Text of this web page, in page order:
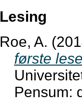
Lesing
Roe, A.
første
Pensum: